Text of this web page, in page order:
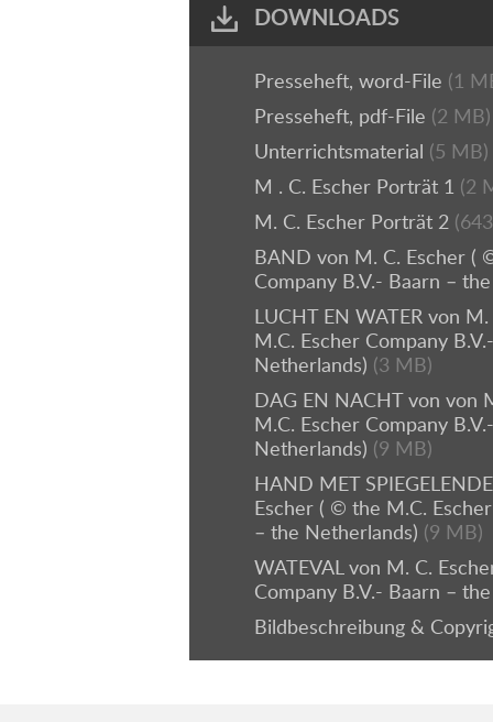
DOWNLOADS
Presseheft, word-File (1
Presseheft, pdf-File (2 MB)
Unterrichtsmaterial (5 MB)
M . C. Escher Porträt 1 (2
M. C. Escher Porträt 2
BAND von M. C. Escher (
Company B.V.- Baarn –
LUCHT EN WATER von
M.C. Escher Company
Netherlands) (3 MB)
DAG EN NACHT von von
M.C. Escher Company
Netherlands) (9 MB)
HAND MET
Escher ( © the M.C.
– the Netherlands) (9 MB)
WATEVAL von M. C.
Company B.V.- Baarn –
Bildbeschreibung &